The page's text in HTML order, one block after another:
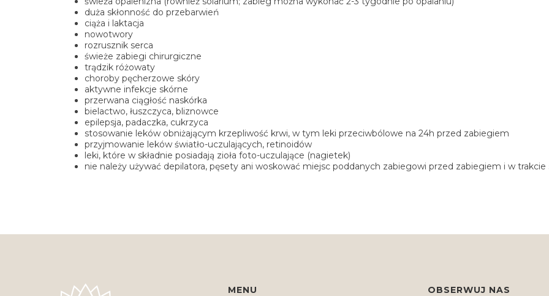
duża skłonność do przebarwień
ciąża i laktacja
nowotwory
rozrusznik serca
świeże zabiegi chirurgiczne
trądzik różowaty
choroby pęcherzowe skóry
aktywne infekcje skórne
przerwana ciągłość naskórka
bielactwo, łuszczyca, bliznowce
epilepsja, padaczka, cukrzyca
stosowanie leków obniżającym krzepliwość krwi, w tym leki przeciwbólowe na 24h przed zabiegiem
przyjmowanie leków światło-uczulających, retinoidów
leki, które w składnie posiadają zioła foto-uczulające (nagietek)
nie należy używać depilatora, pęsety ani woskować miejsc poddanych zabiegowi przed zabiegiem i w trakcie
MENU OBSERWUJ NAS